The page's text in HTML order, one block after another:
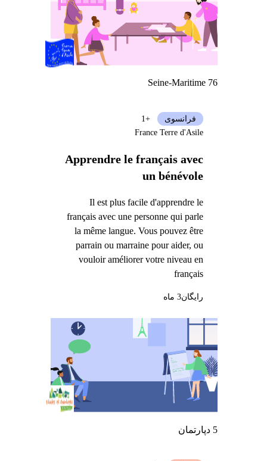
Seine-Maritime 76
Apprendre le français avec
un bénévole
Il est plus facile d'apprendre le
français avec une personne qui parle
la même langue. Vous pouvez être
parrain ou marraine pour aider, ou
vouloir améliorer votre niveau en
français
فرانسوی
+1
France Terre d'Asile
رایگان3 ماه
5 دپارتمان